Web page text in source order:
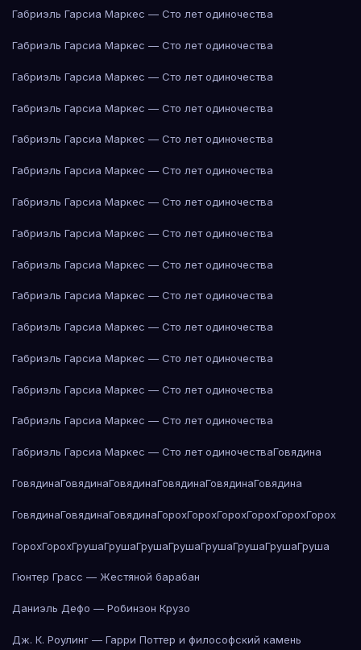
Габриэль Гарсиа Маркес — Сто лет одиночества
Габриэль Гарсиа Маркес — Сто лет одиночества
Габриэль Гарсиа Маркес — Сто лет одиночества
Габриэль Гарсиа Маркес — Сто лет одиночества
Габриэль Гарсиа Маркес — Сто лет одиночества
Габриэль Гарсиа Маркес — Сто лет одиночества
Габриэль Гарсиа Маркес — Сто лет одиночества
Габриэль Гарсиа Маркес — Сто лет одиночества
Габриэль Гарсиа Маркес — Сто лет одиночества
Габриэль Гарсиа Маркес — Сто лет одиночества
Габриэль Гарсиа Маркес — Сто лет одиночества
Габриэль Гарсиа Маркес — Сто лет одиночества
Габриэль Гарсиа Маркес — Сто лет одиночества
Габриэль Гарсиа Маркес — Сто лет одиночества
Габриэль Гарсиа Маркес — Сто лет одиночестваГовядина
ГовядинаГовядинаГовядинаГовядинаГовядинаГовядина
ГовядинаГовядинаГовядинаГорохГорохГорохГорохГорохГорох
ГорохГорохГрушаГрушаГрушаГрушаГрушаГрушаГрушаГруша
Гюнтер Грасс — Жестяной барабан
Даниэль Дефо — Робинзон Крузо
Дж. К. Роулинг — Гарри Поттер и философский камень